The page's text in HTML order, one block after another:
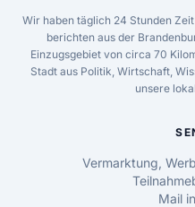
Wir haben täglich 24 Stunden
berichten aus der
Einzugsgebiet von circa 70
Stadt aus Politik, Wirtschaft,
unsere
Vermarktung,
Mail